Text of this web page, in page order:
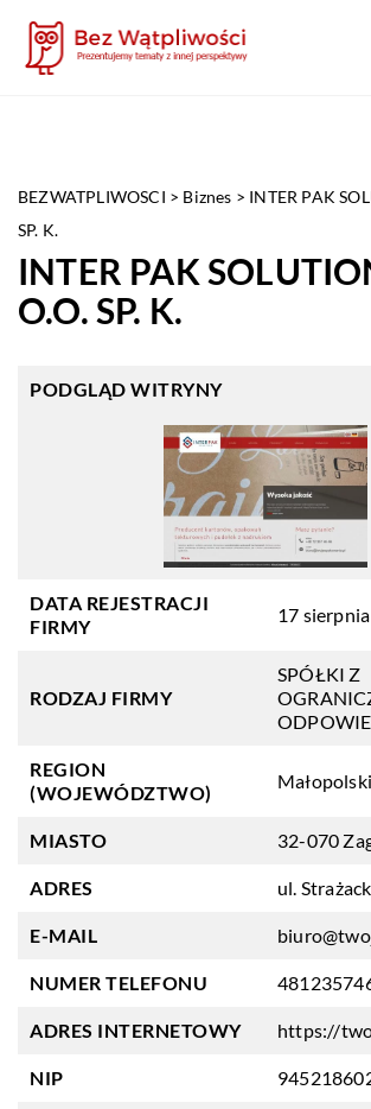
BEZWATPLIWOSCI > Biznes > INTER PAK
SP. K.
INTER PAK
O.O. SP. K.
PODGLĄD WITRYNY
DATA REJESTRACJI
FIRMY
17
RODZAJ FIRMY
SPÓŁKI Z
REGION
(WOJEWÓDZTWO)
MIASTO 32-070
ADRES ul.
E-MAIL
NUMER TELEFONU
ADRES INTERNETOWY https://
NIP